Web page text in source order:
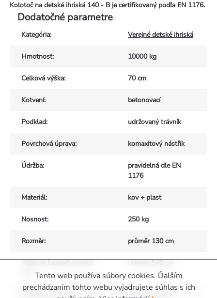
Tento web používa súbory cookies. Ďalším
prechádzaním tohto webu vyjadrujete súhlas s ich
Kolotoč na detské ihriská 140 - B je certifikovaný podľa EN 1176.
Dodatočné parametre
Kategória: Verejné detské ihriská
Hmotnosť: 10000 kg
Celková výška: 70 cm
Kotvení: betonovací
Podklad: udržovaný trávník
Povrchová úprava: komaxitový nástřik
Údržba:
pravidelná dle EN
1176
Materiál: kov + plast
Nosnost: 250 kg
Rozměr: průměr 130 cm
Velikost bezpečnostních
průměr 540 cm
Vhodné pro děti: od 3 do 10 let